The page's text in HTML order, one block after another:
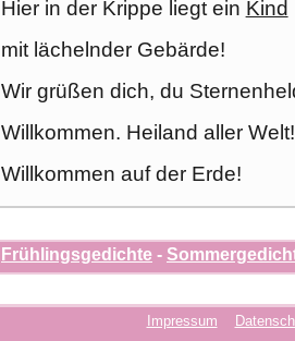
Hier in der Krippe liegt ein Kind
mit lächelnder Gebärde!
Wir grüßen dich, du
Willkommen. Heiland aller Welt!
Willkommen auf der Erde!
Frühlingsgedichte -
Impressum